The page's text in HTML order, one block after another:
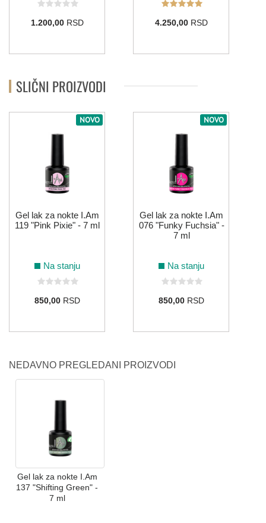
1.200,00RSD 4.250,00RSD
SLIČNI PROIZVODI
NOVO
Gel lak za nokte I.Am
119 "Pink Pixie" - 7 ml
Na stanju
850,00RSD
NOVO
Gel lak za nokte I.Am
076 "Funky Fuchsia" -
7 ml
Na stanju
850,00RSD
NEDAVNO PREGLEDANI PROIZVODI
Gel lak za nokte I.Am
137 "Shifting Green" -
7 ml